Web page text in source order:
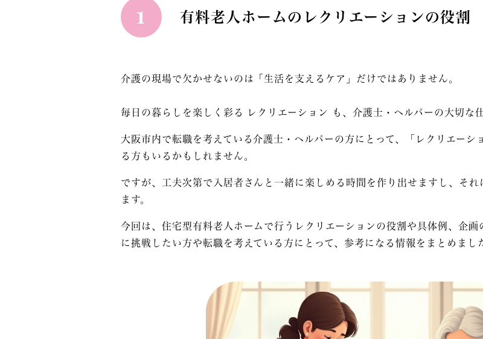
1 有料老人ホームのレクリエーションの役割
介護の現場で欠かせないのは「生活を支えるケア」だけではありません。
毎日の暮らしを楽しく彩る レクリエーション も、介護士・ヘルパーの大切な
大阪市内で転職を考えている介護士・ヘルパーの方にとって、「レクリエーシ
る方もいるかもしれません。
ですが、工夫次第で入居者さんと一緒に楽しめる時間を作り出せますし、そ
ます。
今回は、 住宅型有料老人ホームで行うレクリエーションの役割や具体例、企画
に挑戦したい方や転職を考えている方にとって、参考になる情報をまとめまし